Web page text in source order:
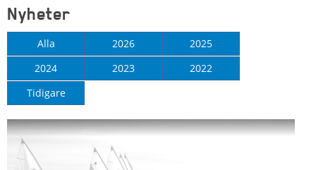
Nyheter
Alla 2026
2025
2024
2023
2022
Tidigare